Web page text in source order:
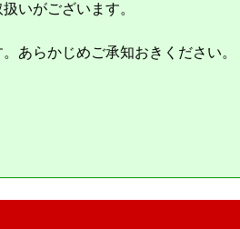
いがございます。
あらかじめご承知おきください。